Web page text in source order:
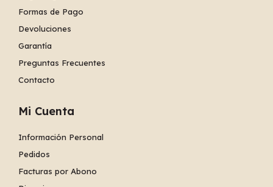
Formas de Pago
Devoluciones
Garantía
Preguntas Frecuentes
Contacto
Mi Cuenta
Información Personal
Pedidos
Facturas por Abono